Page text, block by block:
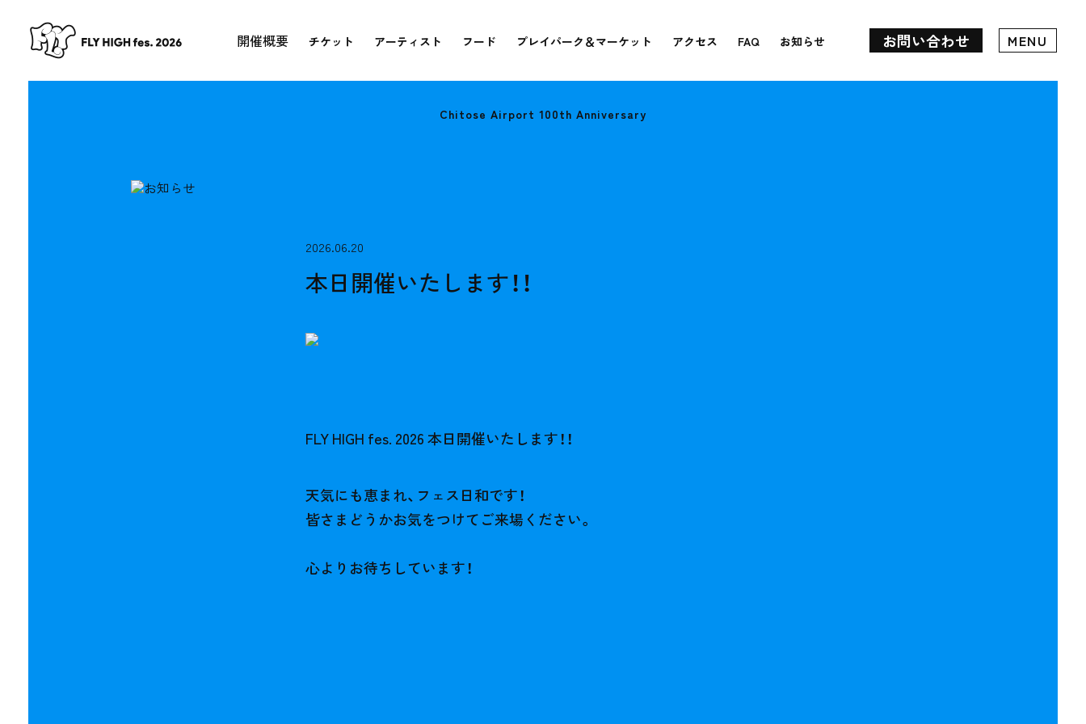
開催概要 チケット アーティスト フード プレイパーク＆マーケット アクセス FAQ お知らせ お問い合わせ MENU
Chitose Airport 100th Anniversary
2026.06.20
本日開催いたします！！
FLY HIGH fes. 2026 本日開催いたします！！
天気にも恵まれ、フェス日和です！
皆さまどうかお気をつけてご来場ください。
心よりお待ちしています！